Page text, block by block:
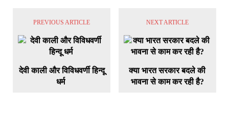
PREVIOUS ARTICLE
देवी काली और विविधवर्णी हिन्दू
धर्म
NEXT ARTICLE
क्या भारत सरकार बदले की
भावना से काम कर रही है?